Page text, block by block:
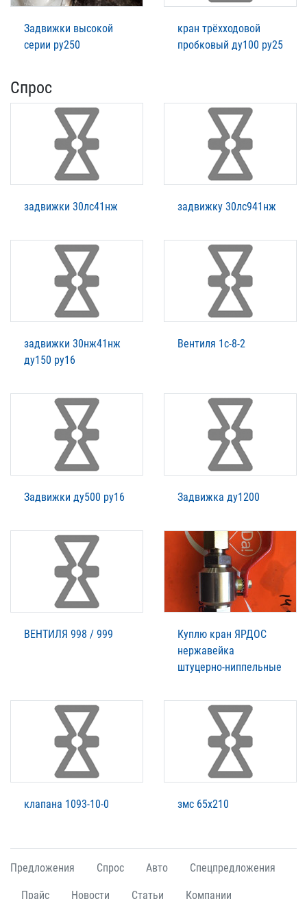
Задвижки высокой
серии ру250
кран трёхходовой
пробковый ду100 ру25
Спрос
задвижки 30лс41нж задвижку 30лс941нж
задвижки 30нж41нж
ду150 ру16
Вентиля 1с-8-2
Задвижки ду500 ру16 Задвижка ду1200
ВЕНТИЛЯ 998 / 999
Куплю кран ЯРДОС
нержавейка
штуцерно-ниппельные
клапана 1093-10-0 змс 65х210
Предложения Спрос Авто Спецпредложения
Прайс Новости Статьи Компании